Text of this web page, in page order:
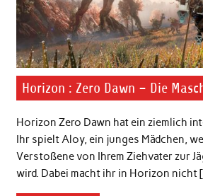
Horizon : Zero Dawn – Die
Horizon Zero Dawn hat ein ziemlich
Ihr spielt Aloy, ein junges Mädchen,
Verstoßene von Ihrem Ziehvater zur
wird. Dabei macht ihr in Horizon nicht